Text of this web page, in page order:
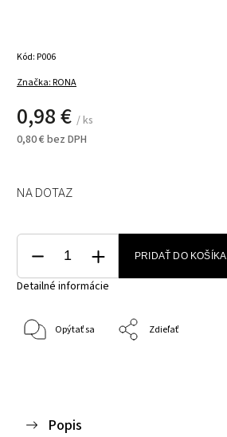
Kód:P006
Značka:RONA
0,98 € / ks
0,80 € bez DPH
NA DOTAZ
PRIDAŤ DO KOŠÍKA
Detailné informácie
Opýtať sa Zdieľať
Popis